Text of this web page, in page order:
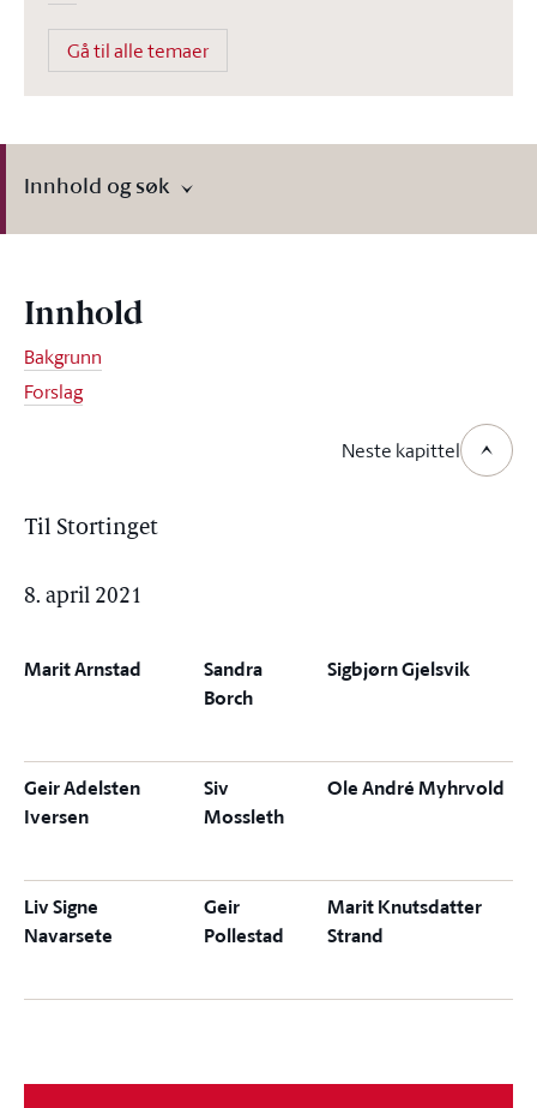
Gå til alle temaer
Innhold og søk
Innhold
Bakgrunn
Forslag
Neste kapittel
Til Stortinget
8. april 2021
Marit Arnstad
Sandra
Borch
Sigbjørn Gjelsvik
Geir Adelsten
Iversen
Siv
Mossleth
Ole André Myhrvold
Liv Signe
Navarsete
Geir
Pollestad
Marit Knutsdatter
Strand